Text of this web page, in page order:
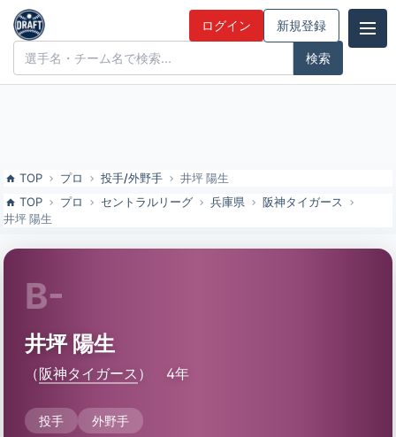
井坪 陽生（阪神タイガース）の特徴とドラフト評価 | ドラフト候補と
みんなの評価
ドラフト候補とみんなの評価 ログイン 新規登録
TOP プロ 投手/外野手
井坪 陽生
TOP
プロ セントラルリーグ 兵庫県
阪神タイガース
井坪 陽生
B-
井坪 陽生
（阪神タイガース ） 4年
投手 外野手